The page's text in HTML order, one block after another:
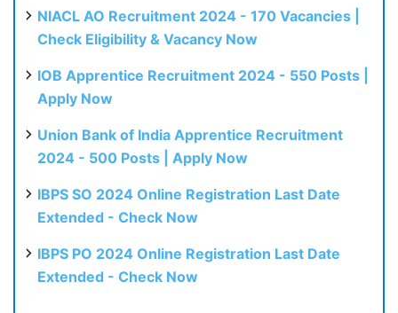
NIACL AO Recruitment 2024 - 170 Vacancies |
Check Eligibility & Vacancy Now
IOB Apprentice Recruitment 2024 - 550 Posts |
Apply Now
Union Bank of India Apprentice Recruitment
2024 - 500 Posts | Apply Now
IBPS SO 2024 Online Registration Last Date
Extended - Check Now
IBPS PO 2024 Online Registration Last Date
Extended - Check Now